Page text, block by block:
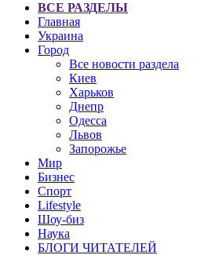
ВСЕ РАЗДЕЛЫ
Главная
Украина
Город
Все новости раздела
Киев
Харьков
Днепр
Одесса
Львов
Запорожье
Мир
Бизнес
Спорт
Lifestyle
Шоу-биз
Наука
БЛОГИ ЧИТАТЕЛЕЙ